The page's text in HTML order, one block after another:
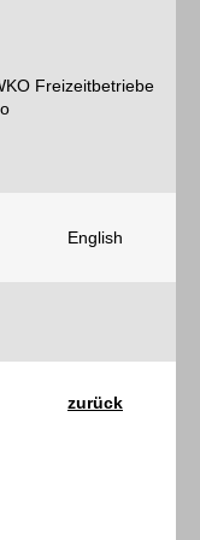
English
zurück